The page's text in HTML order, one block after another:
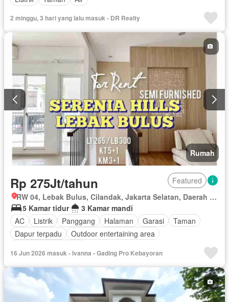
2 minggu, 3 hari yang lalu masuk - DR Realty
Rumah
Rp 275Jt/tahun
Featured
RW 04, Lebak Bulus, Cilandak, Jakarta Selatan, Daerah Khusus Ibukota Jakarta
5 Kamar tidur
3 Kamar mandi
AC
Listrik Panggang Halaman Garasi
Taman
Dapur terpadu
Outdoor entertaining area
16 Jun 2026 masuk - Ivanna - Gading Pro Kebayoran